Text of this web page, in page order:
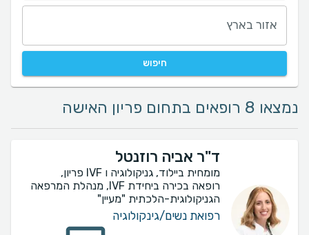
אזור בארץ
חיפוש
נמצאו 8 רופאים בתחום פריון האישה
ד"ר אביה רוזנטל
מומחית ביילוד, גניקולוגיה ו IVF פריון,
רופאה בכירה ביחידת IVF, מנהלת המרפאה
הגניקולוגית-הלכתית "מעיין"
רפואת נשים/גינקולוגיה